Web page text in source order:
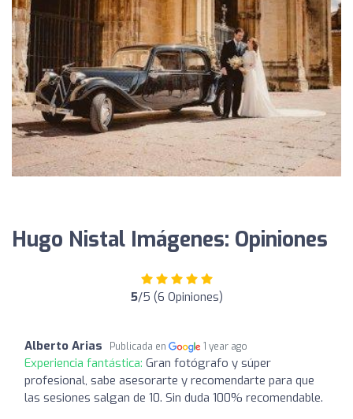
Hugo Nistal Imágenes: Opiniones
5/5 (6 Opiniones)
Alberto Arias Publicada en 1 year ago
Experiencia fantástica: Gran fotógrafo y súper
profesional, sabe asesorarte y recomendarte para que
las sesiones salgan de 10. Sin duda 100% recomendable.